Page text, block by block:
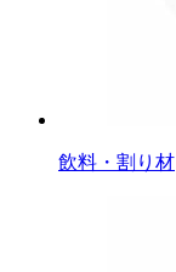
飲料・割り材